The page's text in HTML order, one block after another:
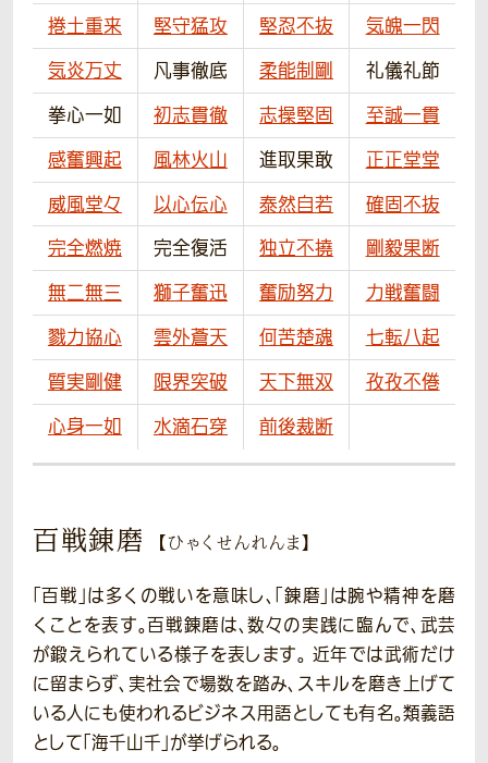
捲土重来
堅守猛攻 堅忍不抜
気魄一閃
気炎万丈
凡事徹底 柔能制剛
礼儀礼節
拳心一如
初志貫徹 志操堅固
至誠一貫
感奮興起
風林火山 進取果敢
正正堂堂
威風堂々
以心伝心 泰然自若
確固不抜
完全燃焼
完全復活 独立不撓
剛毅果断
無二無三
獅子奮迅 奮励努力
力戦奮闘
戮力協心
雲外蒼天 何苦楚魂
七転八起
質実剛健
限界突破 天下無双
孜孜不倦
心身一如
水滴石穿 前後裁断
百戦錬磨 【ひゃくせんれんま】
「百戦」は多くの戦いを意味し、「錬磨」は腕や精神を磨
くことを表す。百戦錬磨は、数々の実践に臨んで、武芸
が鍛えられている様子を表します。 近年では武術だけ
に留まらず、実社会で場数を踏み、スキルを磨き上げて
いる人にも使われるビジネス用語としても有名。類義語
として「海千山千」が挙げられる。